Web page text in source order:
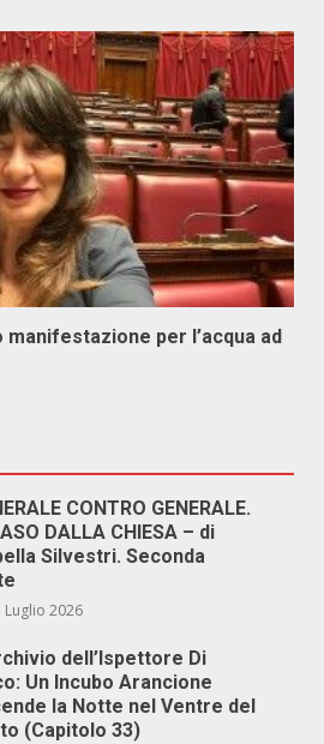
manifestazione per l’acqua ad
CONTRO GENERALE.
DALLA CHIESA – di
Silvestri. Seconda
Luglio 2026
dell’Ispettore Di
Un Incubo Arancione
la Notte nel Ventre del
(Capitolo 33)